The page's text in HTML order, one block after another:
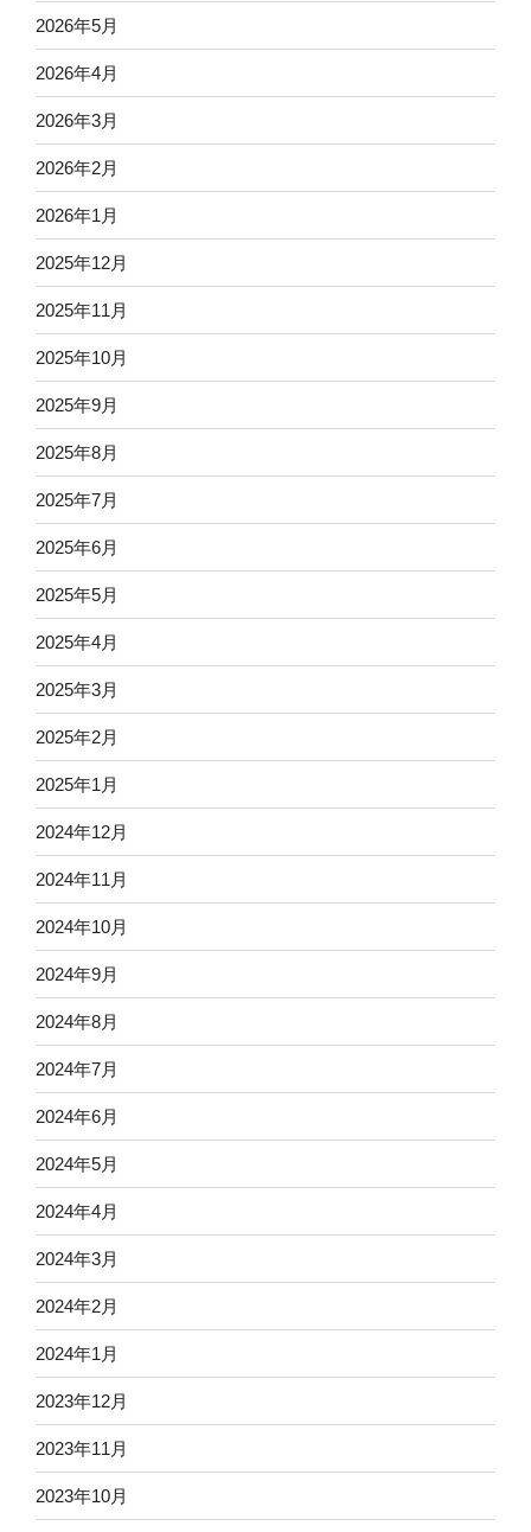
2026年5月
2026年4月
2026年3月
2026年2月
2026年1月
2025年12月
2025年11月
2025年10月
2025年9月
2025年8月
2025年7月
2025年6月
2025年5月
2025年4月
2025年3月
2025年2月
2025年1月
2024年12月
2024年11月
2024年10月
2024年9月
2024年8月
2024年7月
2024年6月
2024年5月
2024年4月
2024年3月
2024年2月
2024年1月
2023年12月
2023年11月
2023年10月